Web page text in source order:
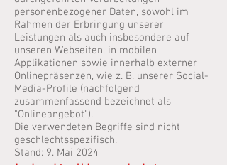
personenbezogener Daten, sowohl im
Rahmen der Erbringung unserer
Leistungen als auch insbesondere auf
unseren Webseiten, in mobilen
Applikationen sowie innerhalb externer
Onlinepräsenzen, wie z. B. unserer Social-
Media-Profile (nachfolgend
zusammenfassend bezeichnet als
"Onlineangebot").
Die verwendeten Begriffe sind nicht
geschlechtsspezifisch.
Stand: 9. Mai 2024